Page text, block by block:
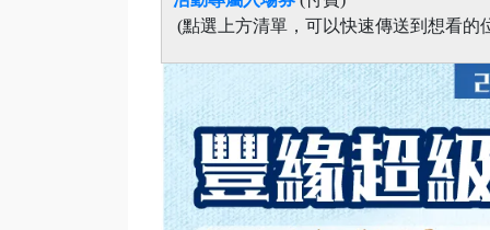
(點選上方清單，可以快速傳送到想看的